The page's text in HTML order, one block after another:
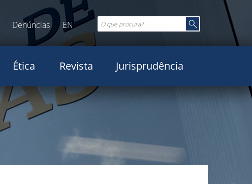
Denúncias EN
Ética Revista Jurisprudência